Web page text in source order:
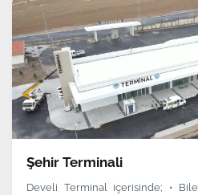
Şehir Terminali
Develi Terminal içerisinde; •